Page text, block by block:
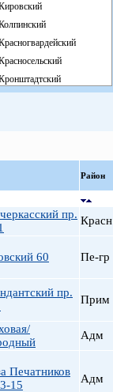
Район
пр. Красн
60 Пе-гр
пр.
Прим
Адм
Печатников
15
Адм